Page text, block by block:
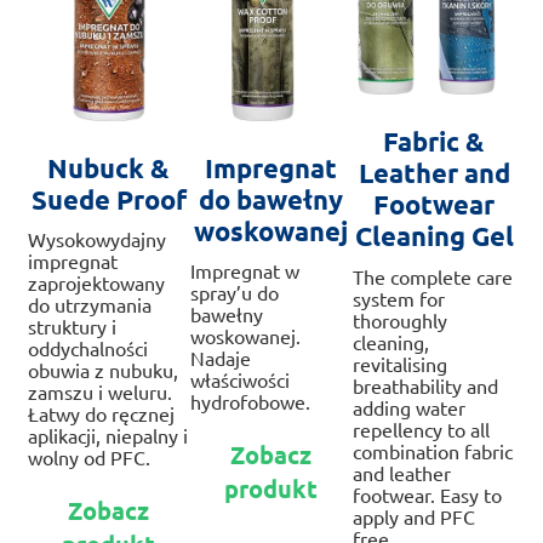
Nubuck &
Suede Proof
Wysokowydajny
impregnat
zaprojektowany
do utrzymania
struktury i
oddychalności
obuwia z nubuku,
zamszu i weluru.
Łatwy do ręcznej
aplikacji, niepalny i
wolny od PFC.
Zobacz
Impregnat
do bawełny
woskowanej
Impregnat w
spray’u do
bawełny
woskowanej.
Nadaje
właściwości
hydrofobowe.
Zobacz
produkt
Ten
produkt
ma
wiele
Fabric &
Leather and
Footwear
Cleaning Gel
The complete care
system for
thoroughly
cleaning,
revitalising
breathability and
adding water
repellency to all
combination fabric
and leather
footwear. Easy to
apply and PFC